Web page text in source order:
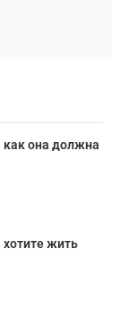
она должна
жить